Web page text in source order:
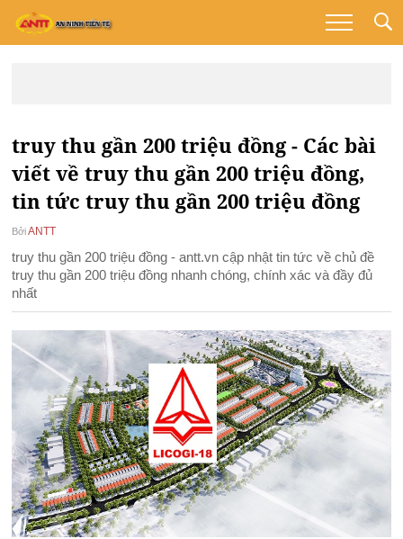
truy thu gần 200 triệu đồng - Các bài
viết về truy thu gần 200 triệu đồng,
tin tức truy thu gần 200 triệu đồng
Bởi ANTT
truy thu gần 200 triệu đồng - antt.vn cập nhật tin tức về chủ đề
truy thu gần 200 triệu đồng nhanh chóng, chính xác và đầy đủ
nhất